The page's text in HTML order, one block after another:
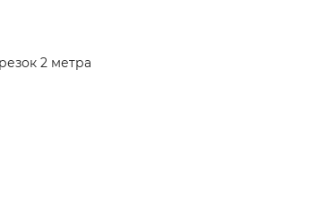
2 метра